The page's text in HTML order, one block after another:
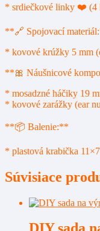
* srdiečkové linky ❤️ (4
**🔗 Spojovací
* kovové krúžky 5 mm
**🎀 Náušnicové
* mosadzné háčiky 19
* kovové zarážky (ear
**📦 Balenie:**
* plastová krabička
Súvisiace